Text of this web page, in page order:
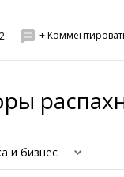
+
и бизнес